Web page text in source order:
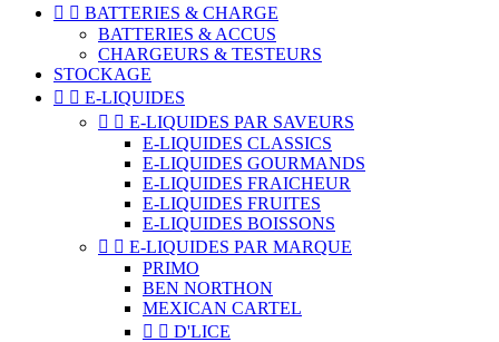
  BATTERIES & CHARGE
BATTERIES & ACCUS
CHARGEURS & TESTEURS
STOCKAGE
  E-LIQUIDES
  E-LIQUIDES PAR SAVEURS
E-LIQUIDES CLASSICS
E-LIQUIDES GOURMANDS
E-LIQUIDES FRAICHEUR
E-LIQUIDES FRUITES
E-LIQUIDES BOISSONS
  E-LIQUIDES PAR MARQUE
PRIMO
BEN NORTHON
MEXICAN CARTEL
  D'LICE